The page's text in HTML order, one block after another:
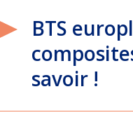
BTS
savoir !